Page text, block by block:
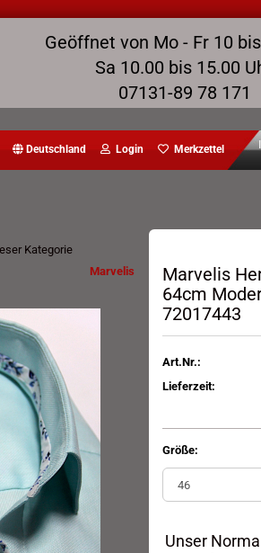
Geöffnet von Mo - Fr 10
Sa 10.00 bis 15.00
07131-89 78 171
Deutschland Login Merkzettel
Kategorie
Marvelis
Marvelis
64cm
72017443
Art.Nr.:
Lieferzeit:
Größe:
Unser